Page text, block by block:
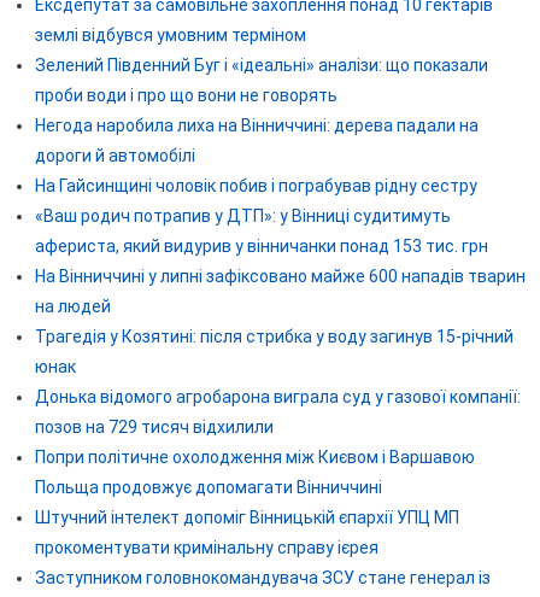
Ексдепутат за самовільне захоплення понад 10 гектарів
землі відбувся умовним терміном
Зелений Південний Буг і «ідеальні» аналізи: що показали
проби води і про що вони не говорять
Негода наробила лиха на Вінниччині: дерева падали на
дороги й автомобілі
На Гайсинщині чоловік побив і пограбував рідну сестру
«Ваш родич потрапив у ДТП»: у Вінниці судитимуть
афериста, який видурив у вінничанки понад 153 тис. грн
На Вінниччині у липні зафіксовано майже 600 нападів тварин
на людей
Трагедія у Козятині: після стрибка у воду загинув 15-річний
юнак
Донька відомого агробарона виграла суд у газової компанії:
позов на 729 тисяч відхилили
Попри політичне охолодження між Києвом і Варшавою
Польща продовжує допомагати Вінниччині
Штучний інтелект допоміг Вінницькій єпархії УПЦ МП
прокоментувати кримінальну справу ієрея
Заступником головнокомандувача ЗСУ стане генерал із